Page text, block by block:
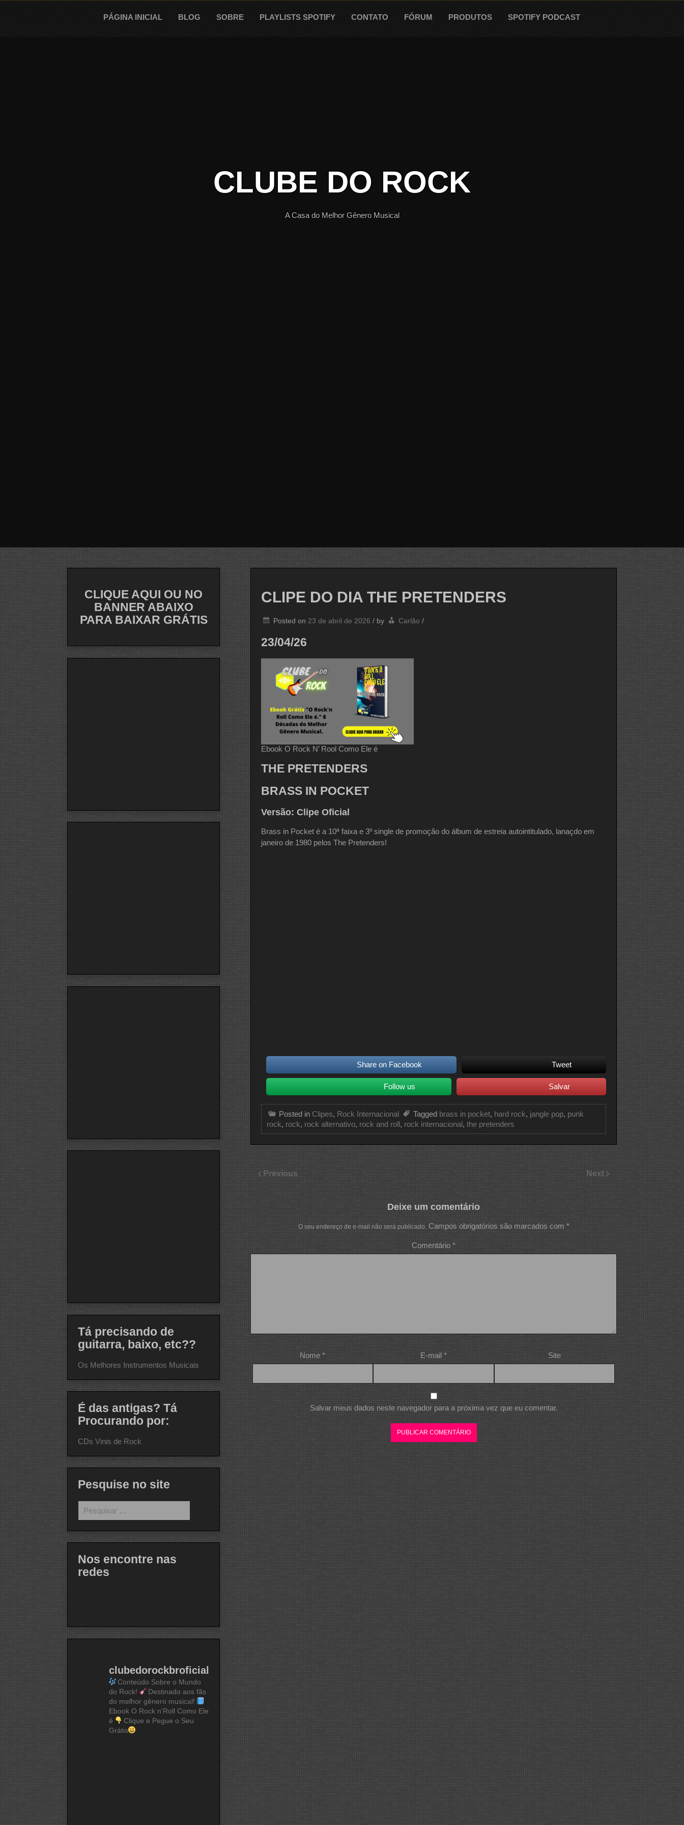
PÁGINA INICIAL BLOG SOBRE PLAYLISTS SPOTIFY CONTATO FÓRUM PRODUTOS SPOTIFY PODCAST
CLUBE DO ROCK
A Casa do Melhor Gênero Musical
CLIPE DO DIA THE PRETENDERS
Posted on 23 de abril de 2026 / by Carlão /
23/04/26
Ebook O Rock N’ Rool Como Ele é
THE PRETENDERS
BRASS IN POCKET
Versão: Clipe Oficial
Brass in Pocket é a 10ª faixa e 3º single de promoção do álbum de estreia autointitulado, lanaçdo em
janeiro de 1980 pelos The Pretenders!
Share on Facebook Tweet
Follow us Salvar
Posted in Clipes, Rock Internacional Tagged brass in pocket, hard rock, jangle pop, punk
rock, rock, rock alternativo, rock and roll , rock internacional , the pretenders
Previous Next
Deixe um comentário
O seu endereço de e-mail não será publicado. Campos obrigatórios são marcados com *
Comentário *
Nome* E-mail * Site
Salvar meus dados neste navegador para a próxima vez que eu comentar.
CLIQUE AQUI OU NO
BANNER ABAIXO
PARA BAIXAR GRÁTIS
Tá precisando de
guitarra, baixo, etc??
Os Melhores Instrumentos Musicais
É das antigas? Tá
Procurando por:
CDs Vinis de Rock
Pesquise no site
por:
Nos encontre nas
redes
clubedorockbroficial
Conteúdo Sobre o Mundo
do Rock!
Destinado aos fãs
do melhor gênero musical!
Ebook O Rock n'Roll Como Ele
é
Clique e Pegue o Seu
Grátis